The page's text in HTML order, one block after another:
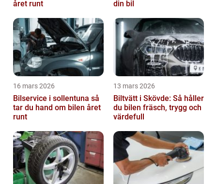
året runt
din bil
16 mars 2026
Bilservice i sollentuna så
tar du hand om bilen året
runt
13 mars 2026
Biltvätt i Skövde: Så håller
du bilen fräsch, trygg och
värdefull